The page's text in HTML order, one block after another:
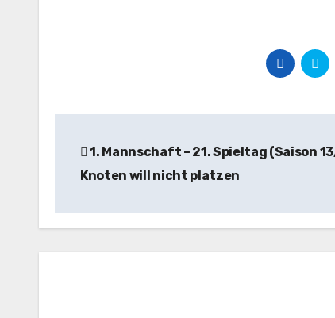
1. Mannschaft – 21. Spieltag (Saison
Knoten will nicht platzen